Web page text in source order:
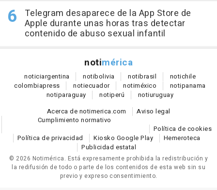
Telegram desaparece de la App Store de
Apple durante unas horas tras detectar
contenido de abuso sexual infantil
notimérica
noticiargentina notibolivia notibrasil notichile
colombiapress notiecuador notiméxico notipanama
notiparaguay notiperú notiuruguay
Acerca de notimerica.com
Aviso legal
Cumplimiento normativo
Política de cookies
Política de privacidad
Kiosko Google Play
Hemeroteca
Publicidad estatal
© 2026 Notimérica. Está expresamente prohibida la redistribución y
la redifusión de todo o parte de los contenidos de esta web sin su
previo y expreso consentimiento.